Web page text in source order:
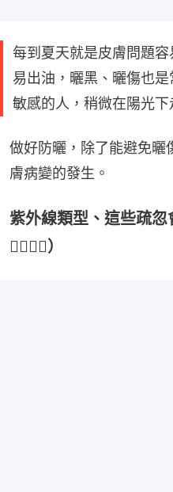
每到夏天就是皮膚問題
易出油，曬黑、曬傷也
敏感的人，稍微在陽光
做好防曬，除了能避免曬
膚病變的發生。
紫外線類型、這些疏忽
👇🏻👇🏻）